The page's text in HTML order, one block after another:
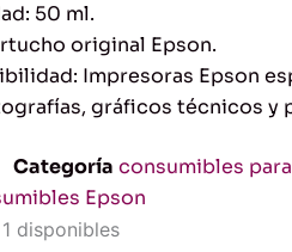
50 ml.
original Epson.
Impresoras Epson
gráficos técnicos y
Categoría consumibles
Epson
1 disponibles